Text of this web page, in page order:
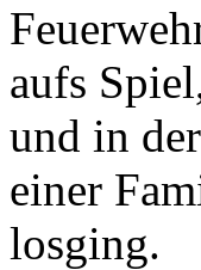
aufs
und in
einer
losging.